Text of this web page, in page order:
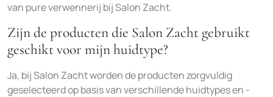
van pure verwennerij bij Salon Zacht.
Zijn de producten die Salon Zacht gebruikt
geschikt voor mijn huidtype?
Ja, bij Salon Zacht worden de producten zorgvuldig
geselecteerd op basis van verschillende huidtypes en -